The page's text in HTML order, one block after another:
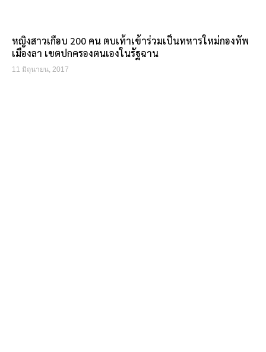
หญิงสาวเกือบ 200 คน ตบเท้าเข้าร่วมเป็นทหารใหม่กองทัพ
เมืองลา เขตปกครองตนเองในรัฐฉาน
11 มิถุนายน, 2017